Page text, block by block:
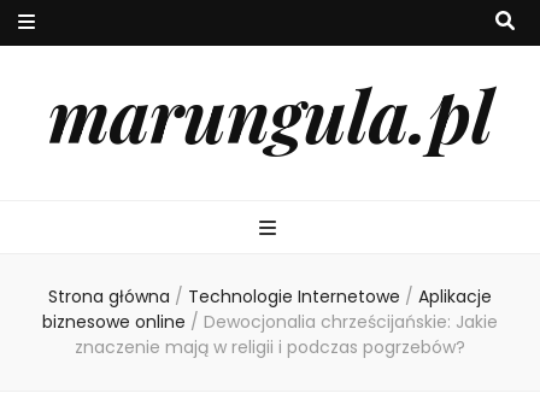
marungula.pl
Strona główna / Technologie Internetowe / Aplikacje
biznesowe online / Dewocjonalia chrześcijańskie: Jakie
znaczenie mają w religii i podczas pogrzebów?